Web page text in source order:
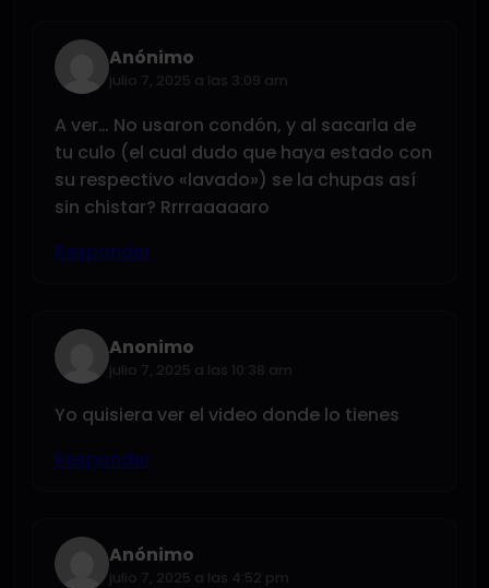
Anónimo
julio 7, 2025 a las 3:09 am
A ver… No usaron condón, y al sacarla de
tu culo (el cual dudo que haya estado con
su respectivo «lavado») se la chupas así
sin chistar? Rrrraaaaaro
Responder
Anonimo
julio 7, 2025 a las 10:38 am
Yo quisiera ver el video donde lo tienes
Responder
Anónimo
julio 7, 2025 a las 4:52 pm